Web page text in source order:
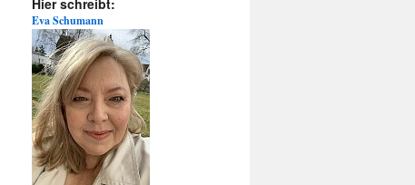
Hier schreibt:
Eva Schumann